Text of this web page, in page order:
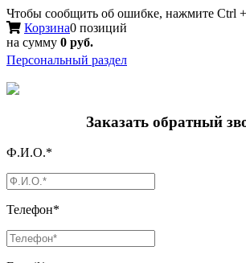
Чтобы сообщить об ошибке, нажмите Ctrl
Корзина0 позиций
на сумму 0 руб.
Персональный раздел
Заказать обратный
Ф.И.О.*
Телефон*